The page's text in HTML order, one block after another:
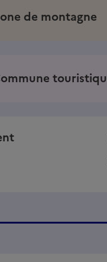
de montagne